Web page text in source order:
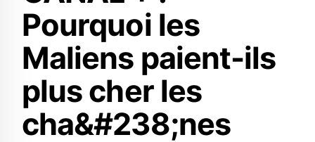
Pourquoi les
Maliens paient-ils
plus cher les
cha&#238;nes